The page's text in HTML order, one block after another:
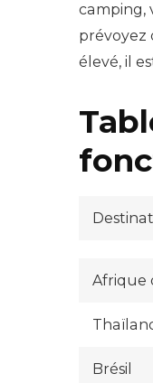
camping,
prévoyez
élevé, il
Afrique
Brésil